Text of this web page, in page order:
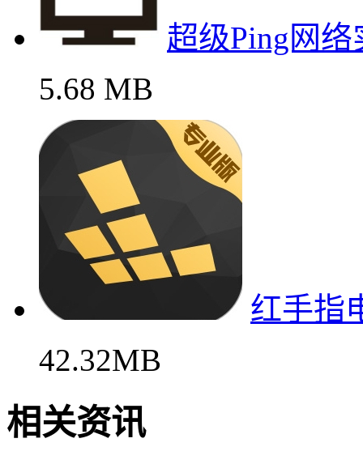
超级Ping网
5.68 MB
红手指
42.32MB
相关资讯